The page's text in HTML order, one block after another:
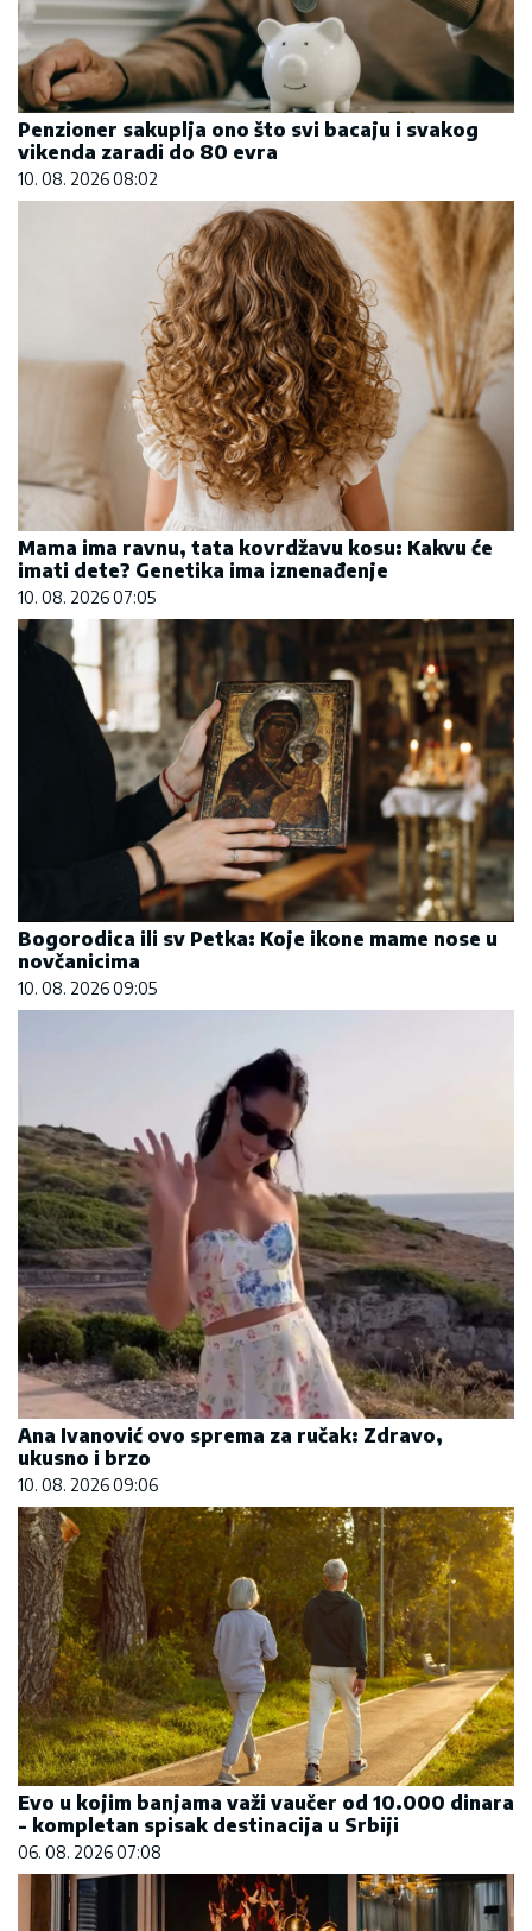
Penzioner sakuplja ono što svi bacaju i svakog
vikenda zaradi do 80 evra
10. 08. 2026 08:02
Mama ima ravnu, tata kovrdžavu kosu: Kakvu će
imati dete? Genetika ima iznenađenje
10. 08. 2026 07:05
Bogorodica ili sv Petka: Koje ikone mame nose u
novčanicima
10. 08. 2026 09:05
Ana Ivanović ovo sprema za ručak: Zdravo,
ukusno i brzo
10. 08. 2026 09:06
Evo u kojim banjama važi vaučer od 10.000 dinara
- kompletan spisak destinacija u Srbiji
06. 08. 2026 07:08